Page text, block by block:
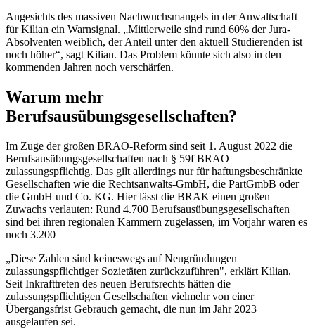
Angesichts des massiven Nachwuchsmangels in der Anwaltschaft
für Kilian ein Warnsignal. „Mittlerweile sind rund 60% der Jura-
Absolventen weiblich, der Anteil unter den aktuell Studierenden ist
noch höher“, sagt Kilian. Das Problem könnte sich also in den
kommenden Jahren noch verschärfen.
Warum mehr
Berufsausübungsgesellschaften?
Im Zuge der großen BRAO-Reform sind seit 1. August 2022 die
Berufsausübungsgesellschaften nach § 59f BRAO
zulassungspflichtig. Das gilt allerdings nur für haftungsbeschränkte
Gesellschaften wie die Rechtsanwalts-GmbH, die PartGmbB oder
die GmbH und Co. KG. Hier lässt die BRAK einen großen
Zuwachs verlauten: Rund 4.700 Berufsausübungsgesellschaften
sind bei ihren regionalen Kammern zugelassen, im Vorjahr waren es
noch 3.200
„Diese Zahlen sind keineswegs auf Neugründungen
zulassungspflichtiger Sozietäten zurückzuführen", erklärt Kilian.
Seit Inkrafttreten des neuen Berufsrechts hätten die
zulassungspflichtigen Gesellschaften vielmehr von einer
Übergangsfrist Gebrauch gemacht, die nun im Jahr 2023
ausgelaufen sei.